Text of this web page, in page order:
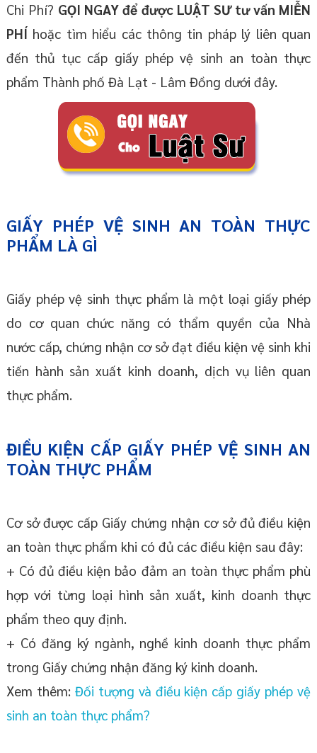
Chi Phí? GỌI NGAY để được LUẬT SƯ tư vấn MIỄN
PHÍ hoặc tìm hiểu các thông tin pháp lý liên quan
đến thủ tục cấp giấy phép vệ sinh an toàn thực
phẩm Thành phố Đà Lạt - Lâm Đồng dưới đây.
GIẤY PHÉP VỆ SINH AN TOÀN THỰC
PHẨM LÀ GÌ
Giấy phép vệ sinh thực phẩm là một loại giấy phép
do cơ quan chức năng có thẩm quyền của Nhà
nước cấp, chứng nhận cơ sở đạt điều kiện vệ sinh khi
tiến hành sản xuất kinh doanh, dịch vụ liên quan
thực phẩm.
ĐIỀU KIỆN CẤP GIẤY PHÉP VỆ SINH AN
TOÀN THỰC PHẨM
Cơ sở được cấp Giấy chứng nhận cơ sở đủ điều kiện
an toàn thực phẩm khi có đủ các điều kiện sau đây:
+ Có đủ điều kiện bảo đảm an toàn thực phẩm phù
hợp với từng loại hình sản xuất, kinh doanh thực
phẩm theo quy định.
+ Có đăng ký ngành, nghề kinh doanh thực phẩm
trong Giấy chứng nhận đăng ký kinh doanh.
Xem thêm: Đối tượng và điều kiện cấp giấy phép vệ
sinh an toàn thực phẩm?